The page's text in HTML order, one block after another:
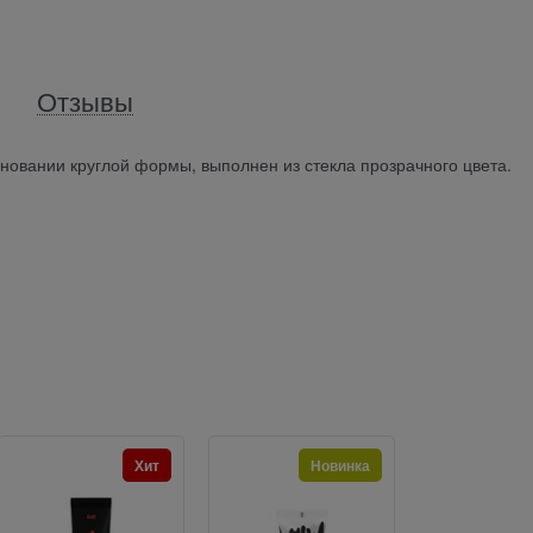
Отзывы
круглой формы, выполнен из стекла прозрачного цвета.
Хит Новинка